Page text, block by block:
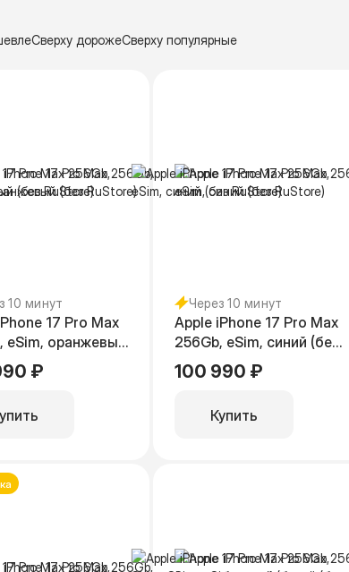
Сверху дорожеСверху популярные
10 минут
17 Pro Max
eSim, оранжевый
₽
Через 10 минут
Apple iPhone 17 Pro Max
256Gb, eSim, синий (без
RuStore)
100 990 ₽
Купить